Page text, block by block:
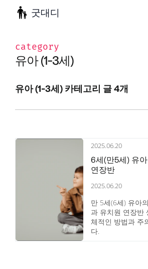
굿대디
category
유아 (1-3세)
유아 (1-3세) 카테고리 글 4개
2025.06.20
6세(만5세) 유
연장반
2025.06.20
만 5세(6세) 유아
과 유치원 연장반
체적인 방법과 주
다.